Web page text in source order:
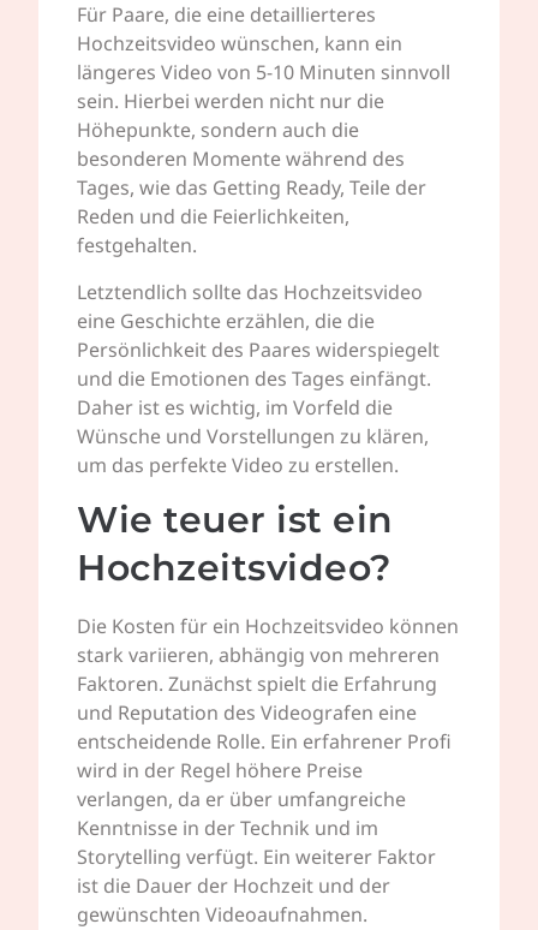
Für Paare, die eine detaillierteres
Hochzeitsvideo wünschen, kann ein
längeres Video von 5-10 Minuten sinnvoll
sein. Hierbei werden nicht nur die
Höhepunkte, sondern auch die
besonderen Momente während des
Tages, wie das Getting Ready, Teile der
Reden und die Feierlichkeiten,
festgehalten.
Letztendlich sollte das Hochzeitsvideo
eine Geschichte erzählen, die die
Persönlichkeit des Paares widerspiegelt
und die Emotionen des Tages einfängt.
Daher ist es wichtig, im Vorfeld die
Wünsche und Vorstellungen zu klären,
um das perfekte Video zu erstellen.
Wie teuer ist ein
Hochzeitsvideo?
Die Kosten für ein Hochzeitsvideo können
stark variieren, abhängig von mehreren
Faktoren. Zunächst spielt die Erfahrung
und Reputation des Videografen eine
entscheidende Rolle. Ein erfahrener Profi
wird in der Regel höhere Preise
verlangen, da er über umfangreiche
Kenntnisse in der Technik und im
Storytelling verfügt. Ein weiterer Faktor
ist die Dauer der Hochzeit und der
gewünschten Videoaufnahmen.